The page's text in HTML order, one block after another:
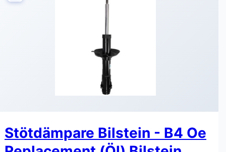
Stötdämpare Bilstein - B4 Oe